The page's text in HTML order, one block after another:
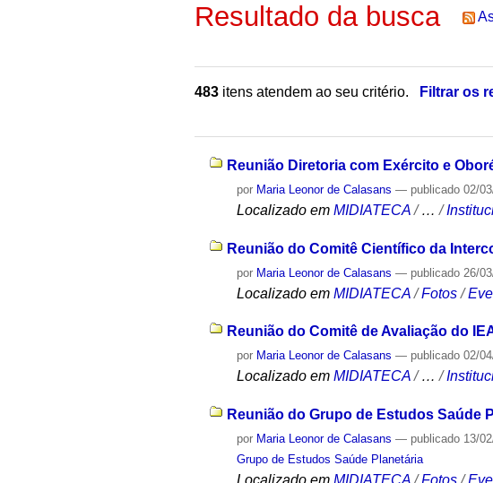
Resultado da busca
483 itens atendem ao seu critério.
Filtrar os
Reunião Diretoria com Exército e
por Maria Leonor de Calasans — publicado 02/
Localizado em MIDIATECA /…/
Reunião do Comitê Científico da
por Maria Leonor de Calasans — publicado 26/
Localizado em MIDIATECA /Fotos /
Reunião do Comitê de Avaliação do
por Maria Leonor de Calasans — publicado 02/
Localizado em MIDIATECA /…/
Reunião do Grupo de Estudos Saúde
por Maria Leonor de Calasans — publicado 13/
Grupo de Estudos Saúde Planetária
Localizado em MIDIATECA /Fotos /